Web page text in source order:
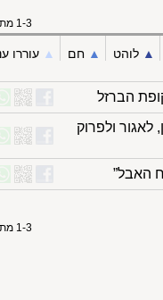
לוהט ▲︎ חם ▲︎ עוררו עניין
הברזל
ולפרוק